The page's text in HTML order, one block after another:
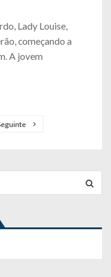
Lady Louise,
começando a
A jovem